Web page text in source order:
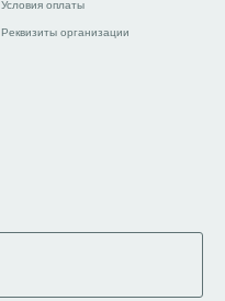
Условия оплаты
Реквизиты организации